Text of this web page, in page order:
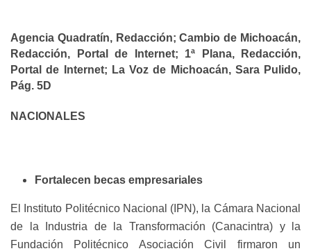
Agencia Quadratín, Redacción; Cambio de Michoacán,
Redacción, Portal de Internet; 1ª Plana, Redacción,
Portal de Internet; La Voz de Michoacán, Sara Pulido,
Pág. 5D
NACIONALES
Fortalecen becas empresariales
El Instituto Politécnico Nacional (IPN), la Cámara Nacional
de la Industria de la Transformación (Canacintra) y la
Fundación Politécnico Asociación Civil firmaron un